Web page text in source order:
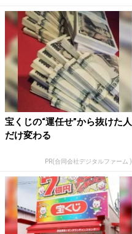
宝くじの“運任せ”から抜けた人
だけ変わる
PR(合同会社デジタルファーム )